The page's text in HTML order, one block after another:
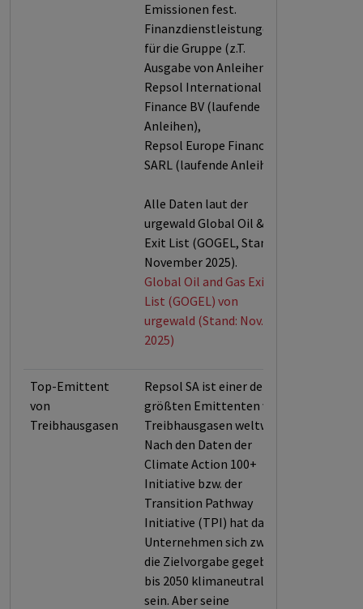
Emissionen fest.
Finanzdienstleistungen
für die Gruppe (z.T.
Ausgabe von Anleihen):
Repsol International
Finance BV (laufende
Anleihen),
Repsol Europe Finance
SARL (laufende Anleihen).
Alle Daten laut der
urgewald Global Oil & Gas
Exit List (GOGEL, Stand:
November 2025).
Global Oil and Gas Exit
List (GOGEL) von
urgewald (Stand: Nov.
2025)
Top-Emittent
von
Treibhausgasen
Repsol SA ist einer der
größten Emittenten von
Treibhausgasen weltweit.
Nach den Daten der
Climate Action 100+
Initiative bzw. der
Transition Pathway
Initiative (TPI) hat das
Unternehmen sich zwar
die Zielvorgabe gegeben,
bis 2050 klimaneutral zu
sein. Aber seine